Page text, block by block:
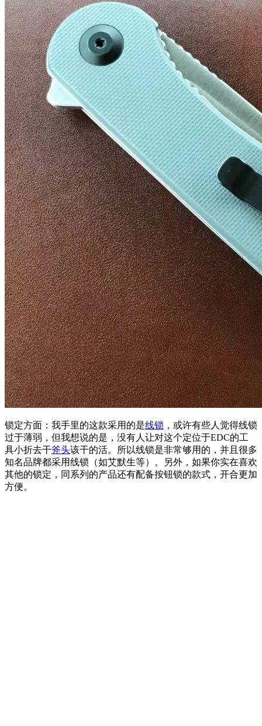
锁定方面：我手里的这款采用的是线锁 ，或许有些人觉得线锁
过于薄弱，但我想说的是，没有人让对这个定位于EDC的工
具小折去干斧头该干的活。所以线锁是非常够用的，并且很多
知名品牌都采用线锁（如艾默生等）。另外，如果你实在喜欢
其他的锁定，同系列的产品还有配备按钮锁的款式，开合更加
方便。